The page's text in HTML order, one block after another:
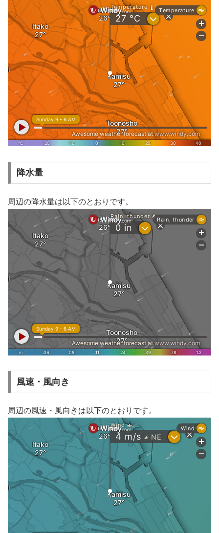
降水量
周辺の降水量は以下のとおりです。
風速・風向き
周辺の風速・風向きは以下のとおりです。